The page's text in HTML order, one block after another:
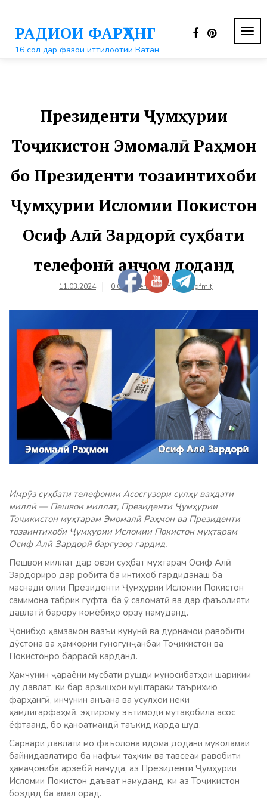
контентуРАДИОИ ФАРҲАНГ
16 сол дар фазои иттилоотии Ватан
Президенти Ҷумҳурии
Тоҷикистон Эмомалӣ Раҳмон
бо Президенти тозаинтихоби
Ҷумҳурии Исломии Покистон
Осиф Алӣ Зардорӣ суҳбати
телефонӣ анҷом доданд
11.03.2024 0 Comments BYfarhangfm.tj
Имрӯз суҳбати телефонии Асосгузори сулҳу ваҳдати
миллӣ — Пешвои миллат, Президенти Ҷумҳурии
Тоҷикистон муҳтарам Эмомалӣ Раҳмон ва Президенти
тозаинтихоби Ҷумҳурии Исломии Покистон муҳтарам
Осиф Алӣ Зардорӣ баргузор гардид.
Пешвои миллат дар оғози суҳбат муҳтарам Осиф Алӣ
Зардориро дар робита ба интихоб гардиданаш ба
маснади олии Президенти Ҷумҳурии Исломии Покистон
самимона табрик гуфта, ба ӯ саломатӣ ва дар фаъолияти
давлатӣ барору комёбиҳо орзу намуданд.
Ҷонибҳо ҳамзамон вазъи кунунӣ ва дурнамои равобити
дӯстона ва ҳамкории гуногунҷанбаи Тоҷикистон ва
Покистонро баррасӣ карданд.
Ҳамчунин ҷараёни мусбати рушди муносибатҳои шарикии
ду давлат, ки бар арзишҳои муштараки таърихию
фарҳангӣ, инчунин анъана ва усулҳои неки
ҳамдигарфаҳмӣ, эҳтирому эътимоди мутақобила асос
ёфтаанд, бо қаноатмандӣ таъкид карда шуд.
Сарвари давлати мо фаъолона идома додани муколамаи
байнидавлатиро ба нафъи таҳким ва тавсеаи равобити
ҳамаҷониба арзёбӣ намуда, аз Президенти Ҷумҳурии
Исломии Покистон даъват намуданд, ки аз Тоҷикистон
боздид ба амал орад.